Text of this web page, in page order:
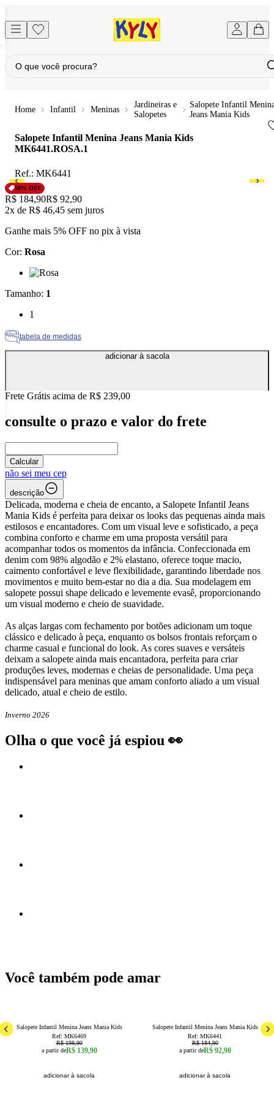
Infantil Meninas
Jardineiras e
Salopetes
Salopete Infantil
Jeans Mania Kids
Salopete Infantil Menina Jeans Mania Kids
MK6441.ROSA.1
Ref.: MK6441
50% OFF
Original price:
R$ 184,90Price:
R$ 92,90
2x de R$ 46,45 sem juros
Ganhe mais 5% OFF no pix à vista
Cor: Rosa
Cor: Rosa
Tamanho: 1
Tamanho: 1
1
tabela de medidas
adicionar à sacola
Frete Grátis acima de R$ 239,00
consulte o prazo e valor do frete
Calcular
não sei meu cep
descrição
Delicada, moderna e cheia de encanto, a Salopete Infantil Jeans
Mania Kids é perfeita para deixar os looks das pequenas ainda mais
estilosos e encantadores. Com um visual leve e sofisticado, a peça
combina conforto e charme em uma proposta versátil para
acompanhar todos os momentos da infância. Confeccionada em
denim com 98% algodão e 2% elastano, oferece toque macio,
caimento confortável e leve flexibilidade, garantindo liberdade nos
movimentos e muito bem-estar no dia a dia. Sua modelagem em
salopete possui shape delicado e levemente evasê, proporcionando
um visual moderno e cheio de suavidade.
As alças largas com fechamento por botões adicionam um toque
clássico e delicado à peça, enquanto os bolsos frontais reforçam o
charme casual e funcional do look. As cores suaves e versáteis
deixam a salopete ainda mais encantadora, perfeita para criar
produções leves, modernas e cheias de personalidade. Uma peça
indispensável para meninas que amam conforto aliado a um visual
delicado, atual e cheio de estilo.
Inverno 2026
Olha o que você já espiou 👀
Você também pode amar
Salopete Infantil Menina Jeans Mania Kids
Ref: MK6469
R$ 198,90
a partir deR$ 139,90
adicionar à sacola
Salopete Infantil Menina Jeans Mania Kids
Ref: MK6441
R$ 184,90
a partir deR$ 92,90
adicionar à sacola